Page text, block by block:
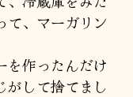
て、マーガリン
を作ったんだけ
がして捨てまし